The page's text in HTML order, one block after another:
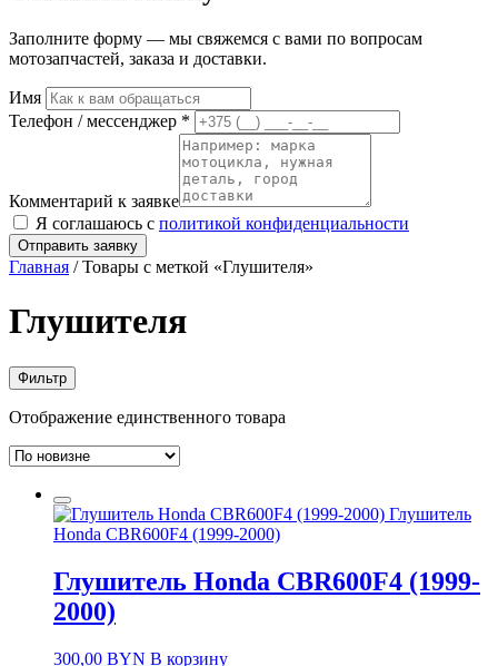
Заполните форму — мы свяжемся с вами по вопросам
мотозапчастей, заказа и доставки.
Имя
Телефон / мессенджер *
Комментарий к заявке
Я соглашаюсь с политикой конфиденциальности
Отправить заявку
Главная / Товары с меткой «Глушителя»
Глушителя
Фильтр
Отображение единственного товара
Глушитель
Honda CBR600F4 (1999-2000)
Глушитель Honda CBR600F4 (1999-
2000)
300,00 BYN В корзину